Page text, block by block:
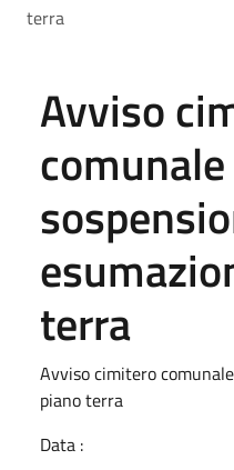
terra
Avviso
comunale
terra
Avviso cimitero
piano terra
Data :